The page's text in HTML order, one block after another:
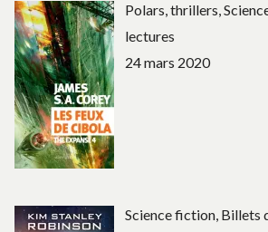
Polars, thrillers,
lectures
24 mars 2020
Science fiction, Billets